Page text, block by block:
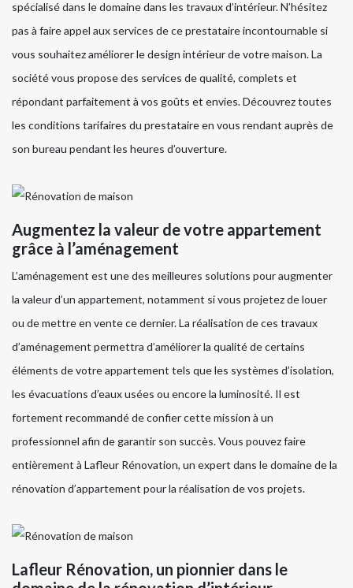
spécialisé dans le domaine dans les travaux d’intérieur. N’hésitez
pas à faire appel aux services de ce prestataire incontournable si
vous souhaitez améliorer le design intérieur de votre maison. La
société vous propose des services de qualité, complets et
répondant parfaitement à vos goûts et envies. Découvrez toutes
les conditions tarifaires du prestataire en vous rendant auprès de
son bureau pendant les heures d’ouverture.
Augmentez la valeur de votre appartement
grâce à l’aménagement
L’aménagement est une des meilleures solutions pour augmenter
la valeur d’un appartement, notamment si vous projetez de louer
ou de mettre en vente ce dernier. La réalisation de ces travaux
d’aménagement permettra d’améliorer la qualité de certains
éléments de votre appartement tels que les systèmes d’isolation,
les évacuations d’eaux usées ou encore la luminosité. Il est
fortement recommandé de confier cette mission à un
professionnel afin de garantir son succès. Vous pouvez faire
entièrement à Lafleur Rénovation, un expert dans le domaine de la
rénovation d’appartement pour la réalisation de vos projets.
Lafleur Rénovation, un pionnier dans le